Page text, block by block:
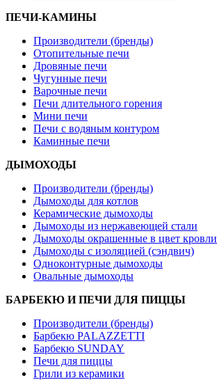
ПЕЧИ-КАМИНЫ
Производители (бренды)
Отопительные печи
Дровяные печи
Чугунные печи
Варочные печи
Печи длительного горения
Мини печи
Печи с водяным контуром
Каминные печи
ДЫМОХОДЫ
Производители (бренды)
Дымоходы для котлов
Керамические дымоходы
Дымоходы из нержавеющей стали
Дымоходы окрашенные в цвет кровли
Дымоходы с изоляцией (сэндвич)
Одноконтурные дымоходы
Овальные дымоходы
БАРБЕКЮ И ПЕЧИ ДЛЯ ПИЦЦЫ
Производители (бренды)
Барбекю PALAZZETTI
Барбекю SUNDAY
Печи для пиццы
Грили из керамики